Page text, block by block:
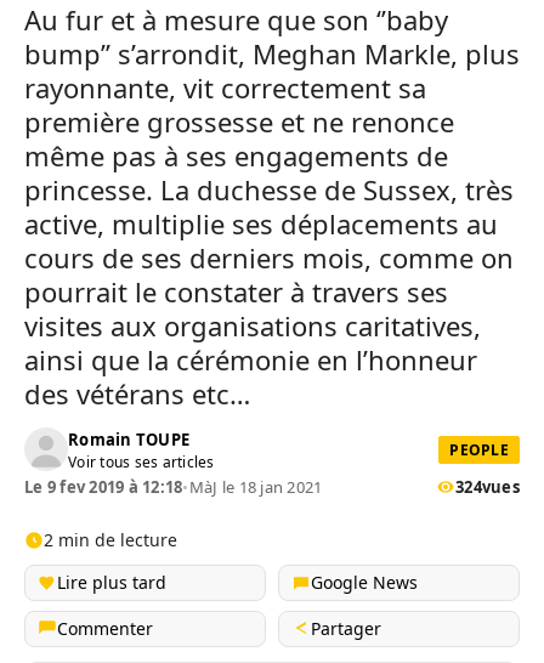
Au fur et à mesure que son ‘’baby
bump’’ s’arrondit, Meghan Markle, plus
rayonnante, vit correctement sa
première grossesse et ne renonce
même pas à ses engagements de
princesse. La duchesse de Sussex, très
active, multiplie ses déplacements au
cours de ses derniers mois, comme on
pourrait le constater à travers ses
visites aux organisations caritatives,
ainsi que la cérémonie en l’honneur
des vétérans etc…
Romain TOUPE
Voir tous ses articles
PEOPLE
Le 9 fev 2019 à 12:18•MàJ le 18 jan 2021 324vues
2 min de lecture
Lire plus tard
Google News
Commenter
Partager